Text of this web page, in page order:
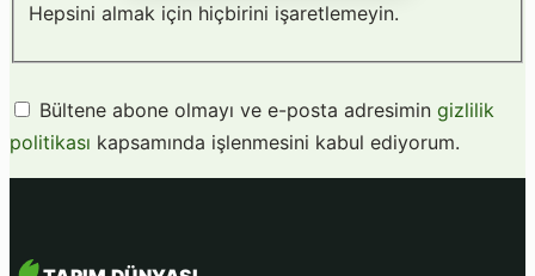
Hepsini almak için hiçbirini işaretlemeyin.
Bültene abone olmayı ve e-posta adresimin gizlilik
politikası kapsamında işlenmesini kabul ediyorum.